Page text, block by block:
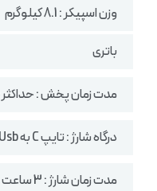
وزن اسپیکر :‌ 8.1 کیلوگرم
باتری
مدت زمان پخش : حداکثر 15 ساعت
درگاه شارژ : تایپ C به Usb
مدت زمان شارژ : 3 ساعت